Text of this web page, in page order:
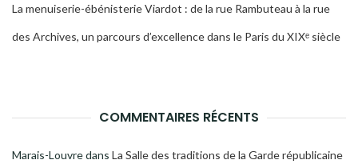
La menuiserie-ébénisterie Viardot : de la rue Rambuteau à la rue
des Archives, un parcours d’excellence dans le Paris du XIXᵉ siècle
COMMENTAIRES RÉCENTS
Marais-Louvredans La Salle des traditions de la Garde républicaine